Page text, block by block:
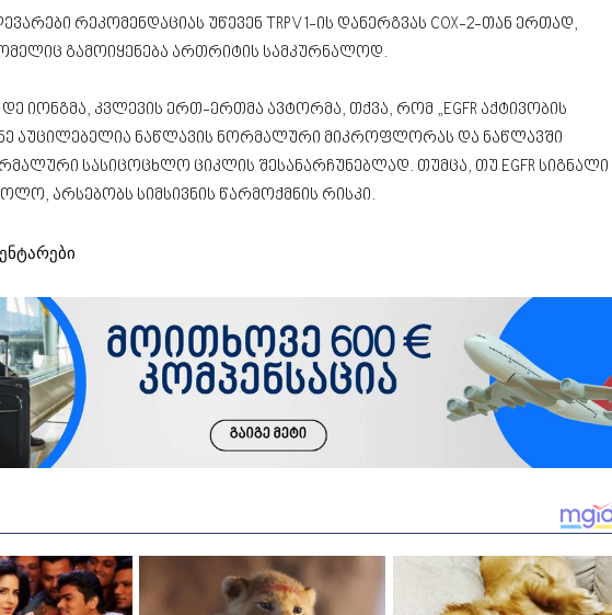
რეკომენდაციას უწევენ TRPV1-ის დანერგვას COX-2-თან ერთად,
გამოიყენება ართრიტის სამკურნალოდ.
დე იონგმა, კვლევის ერთ-ერთმა ავტორმა, თქვა, რომ „EGFR აქტივობის
აუცილებელია ნაწლავის ნორმალური მიკროფლორას და ნაწლავში
სასიცოცხლო ციკლის შესანარჩუნებლად. თუმცა, თუ EGFR სიგნალი
არსებობს სიმსივნის წარმოქმნის რისკი.